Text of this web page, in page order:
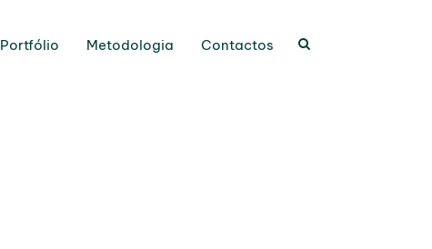
Portfólio Metodologia Contactos